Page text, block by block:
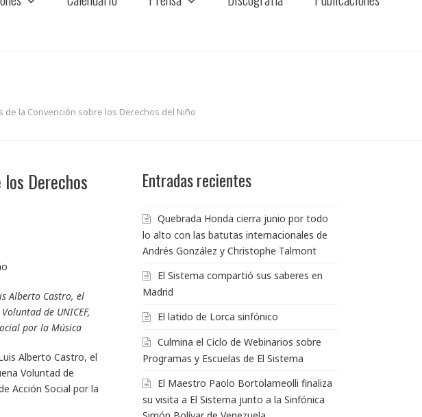
de la Convención sobre los Derechos del Niño
Derechos
Alberto Castro, el
de UNICEF,
por la Música
Alberto Castro, el
Voluntad de
Acción Social por la
Entradas recientes
Quebrada Honda cierra junio por todo
lo alto con las batutas internacionales de
Andrés González y Christophe Talmont
El Sistema compartió sus saberes en
Madrid
El latido de Lorca sinfónico
Culmina el Ciclo de Webinarios sobre
Programas y Escuelas de El Sistema
El Maestro Paolo Bortolameolli finaliza
su visita a El Sistema junto a la Sinfónica